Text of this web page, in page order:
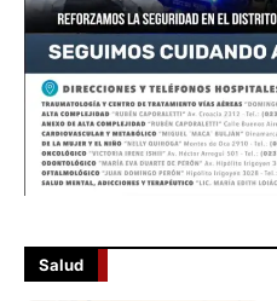
Salud